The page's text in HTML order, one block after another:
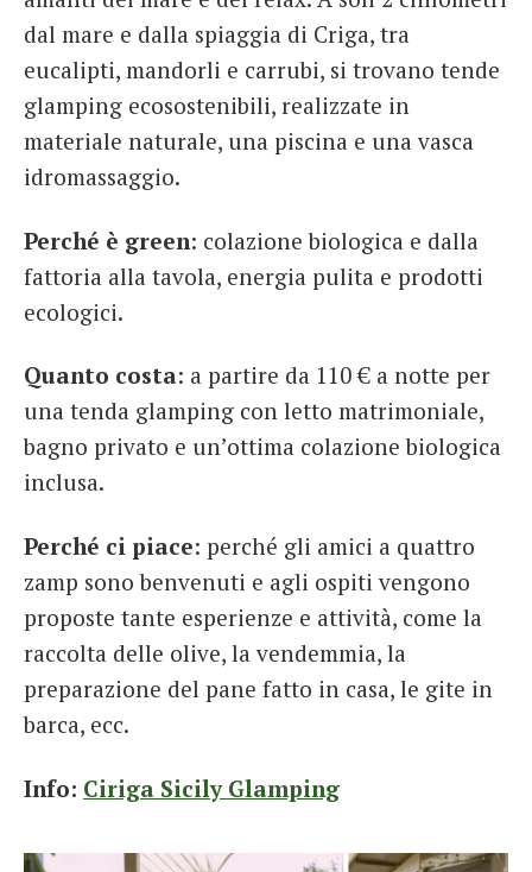
dal mare e dalla spiaggia di Criga, tra
eucalipti, mandorli e carrubi, si trovano tende
glamping ecosostenibili, realizzate in
materiale naturale, una piscina e una vasca
idromassaggio.
Perché è green: colazione biologica e dalla
fattoria alla tavola, energia pulita e prodotti
ecologici.
Quanto costa: a partire da 110 € a notte per
una tenda glamping con letto matrimoniale,
bagno privato e un’ottima colazione biologica
inclusa.
Perché ci piace: perché gli amici a quattro
zamp sono benvenuti e agli ospiti vengono
proposte tante esperienze e attività, come la
raccolta delle olive, la vendemmia, la
preparazione del pane fatto in casa, le gite in
barca, ecc.
Info: Ciriga Sicily Glamping